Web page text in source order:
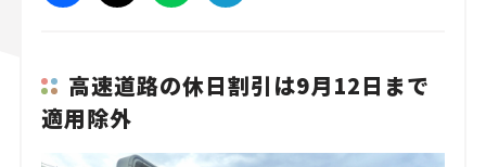
高速道路の休日割引は9月12日まで
適用除外